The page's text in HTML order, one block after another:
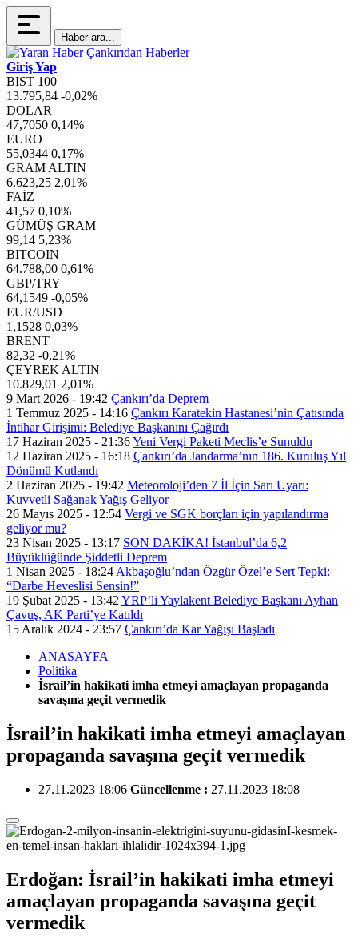
Haber ara...
Giriş Yap
BIST 100
13.795,84 -0,02%
DOLAR
47,7050 0,14%
EURO
55,0344 0,17%
GRAM ALTIN
6.623,25 2,01%
FAİZ
41,57 0,10%
GÜMÜŞ GRAM
99,14 5,23%
BITCOIN
64.788,00 0,61%
GBP/TRY
64,1549 -0,05%
EUR/USD
1,1528 0,03%
BRENT
82,32 -0,21%
ÇEYREK ALTIN
10.829,01 2,01%
9 Mart 2026 - 19:42 Çankırı’da Deprem
1 Temmuz 2025 - 14:16 Çankırı Karatekin Hastanesi’nin Çatısında
İntihar Girişimi: Belediye Başkanını Çağırdı
17 Haziran 2025 - 21:36Yeni Vergi Paketi Meclis’e Sunuldu
12 Haziran 2025 - 16:18 Çankırı’da Jandarma’nın 186. Kuruluş Yıl
Dönümü Kutlandı
2 Haziran 2025 - 19:42 Meteoroloji’den 7 İl İçin Sarı Uyarı:
Kuvvetli Sağanak Yağış Geliyor
26 Mayıs 2025 - 12:54 Vergi ve SGK borçları için yapılandırma
geliyor mu?
23 Nisan 2025 - 13:17 SON DAKİKA! İstanbul’da 6,2
Büyüklüğünde Şiddetli Deprem
1 Nisan 2025 - 18:24 Akbaşoğlu’ndan Özgür Özel’e Sert Tepki:
“Darbe Heveslisi Sensin!”
19 Şubat 2025 - 13:42 YRP’li Yaylakent Belediye Başkanı Ayhan
Çavuş, AK Parti’ye Katıldı
15 Aralık 2024 - 23:57 Çankırı’da Kar Yağışı Başladı
ANASAYFA
Politika
İsrail’in hakikati imha etmeyi amaçlayan propaganda
savaşına geçit vermedik
İsrail’in hakikati imha etmeyi amaçlayan
propaganda savaşına geçit vermedik
27.11.2023 18:06 Güncellenme : 27.11.2023 18:08
Erdoğan: İsrail’in hakikati imha etmeyi
amaçlayan propaganda savaşına geçit
vermedik